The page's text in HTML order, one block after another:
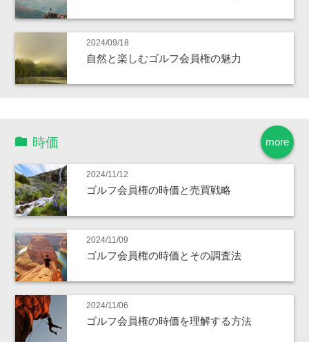
2024/09/18
自然と楽しむゴルフ会員権の魅力
more
時価
2024/11/12
ゴルフ会員権の時価と売買戦略
2024/11/09
ゴルフ会員権の時価とその調査法
2024/11/06
ゴルフ会員権の時価を理解する方法